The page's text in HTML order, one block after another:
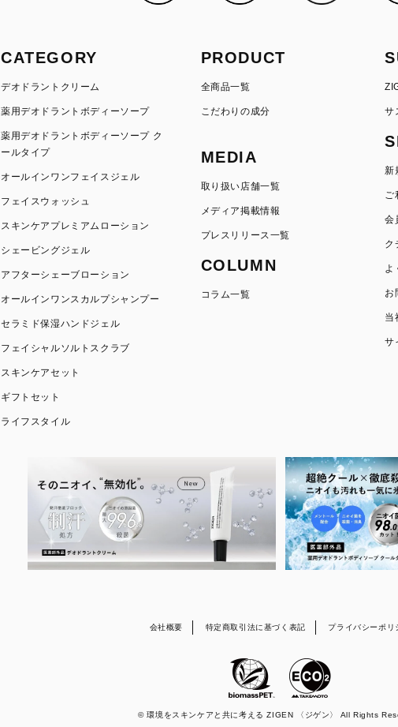
CATEGORY
デオドラントクリーム
薬用デオドラントボディーソープ
薬用デオドラントボディーソープ ク
ールタイプ
オールインワンフェイスジェル
フェイスウォッシュ
スキンケアプレミアムローション
シェービングジェル
アフターシェーブローション
オールインワンスカルプシャンプー
セラミド保湿ハンドジェル
フェイシャルソルトスクラブ
スキンケアセット
ギフトセット
ライフスタイル
PRODUCT
全商品一覧
こだわりの成分
MEDIA
取り扱い店舗一覧
メディア掲載情報
プレスリリース一覧
COLUMN
コラム一覧
サ
新
ご
会
ク
よ
お
当
サ
会社概要 特定商取引法に基づく表記 プライバシーポリ
© 環境をスキンケアと共に考える ZIGEN 〈ジゲン〉 All Rights